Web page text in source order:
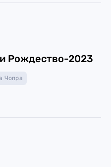
Рождество-2023
Чопра